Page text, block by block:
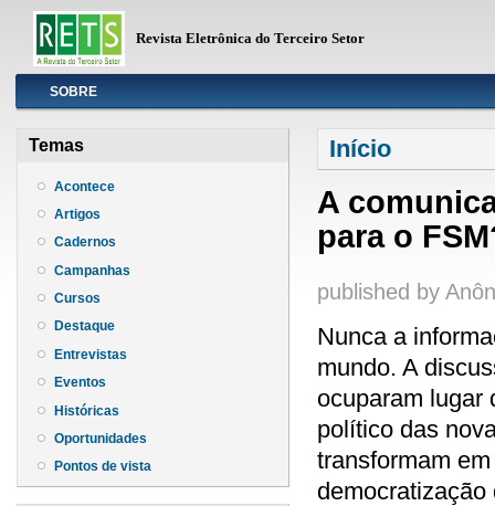
Revista Eletrônica do Terceiro Setor
InfoSOBRE
Temas
Acontece
Artigos
Cadernos
Campanhas
Cursos
Destaque
Entrevistas
Eventos
Históricas
Oportunidades
Pontos de vista
Você está aqui
Início
A
para o
published by
Nunca a
mundo. A
ocuparam lugar
político das
transformam